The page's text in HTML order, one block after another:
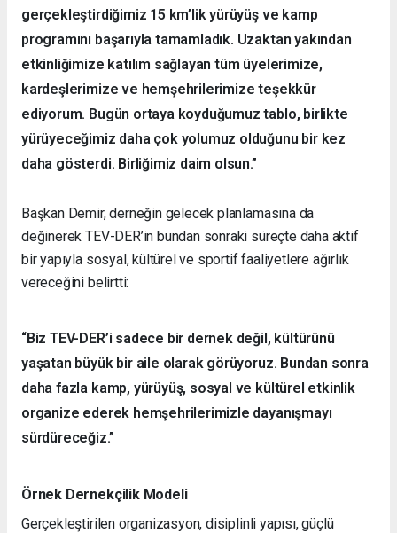
gerçekleştirdiğimiz 15 km’lik yürüyüş ve kamp
programını başarıyla tamamladık. Uzaktan yakından
etkinliğimize katılım sağlayan tüm üyelerimize,
kardeşlerimize ve hemşehrilerimize teşekkür
ediyorum. Bugün ortaya koyduğumuz tablo, birlikte
yürüyeceğimiz daha çok yolumuz olduğunu bir kez
daha gösterdi. Birliğimiz daim olsun.”
Başkan Demir, derneğin gelecek planlamasına da
değinerek TEV-DER’in bundan sonraki süreçte daha aktif
bir yapıyla sosyal, kültürel ve sportif faaliyetlere ağırlık
vereceğini belirtti:
“Biz TEV-DER’i sadece bir dernek değil, kültürünü
yaşatan büyük bir aile olarak görüyoruz. Bundan sonra
daha fazla kamp, yürüyüş, sosyal ve kültürel etkinlik
organize ederek hemşehrilerimizle dayanışmayı
sürdüreceğiz.”
Örnek Dernekçilik Modeli
Gerçekleştirilen organizasyon, disiplinli yapısı, güçlü